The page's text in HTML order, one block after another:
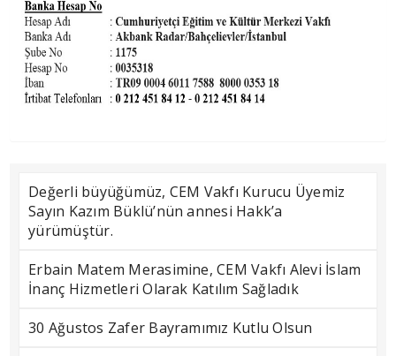
Değerli büyüğümüz, CEM Vakfı Kurucu Üyemiz
Sayın Kazım Büklü’nün annesi Hakk’a
yürümüştür.
Erbain Matem Merasimine, CEM Vakfı Alevi İslam
İnanç Hizmetleri Olarak Katılım Sağladık
30 Ağustos Zafer Bayramımız Kutlu Olsun